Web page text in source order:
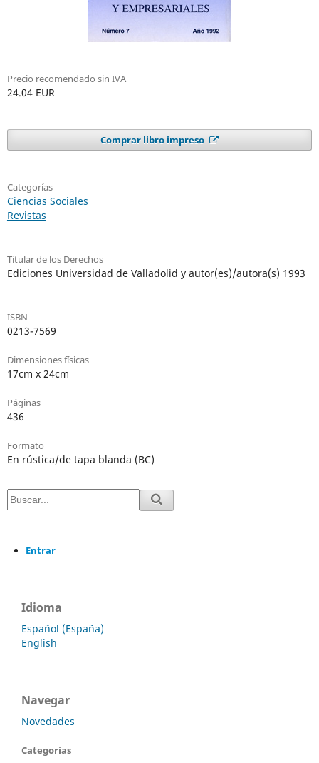
Precio recomendado sin IVA
24.04 EUR
Comprar libro impreso
Categorías
Ciencias Sociales
Revistas
Titular de los Derechos
Ediciones Universidad de Valladolid y autor(es)/autora(s) 1993
ISBN
0213-7569
Dimensiones físicas
17cm x 24cm
Páginas
436
Formato
En rústica/de tapa blanda (BC)
Entrar
Idioma
Español (España)
English
Navegar
Novedades
Categorías